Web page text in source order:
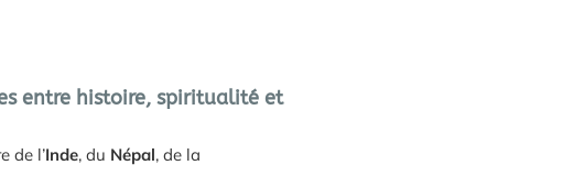
entre histoire, spiritualité et
de l’Inde, du Népal, de la